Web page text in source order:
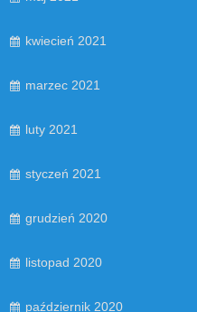
kwiecień 2021
marzec 2021
luty 2021
styczeń 2021
grudzień 2020
listopad 2020
październik 2020